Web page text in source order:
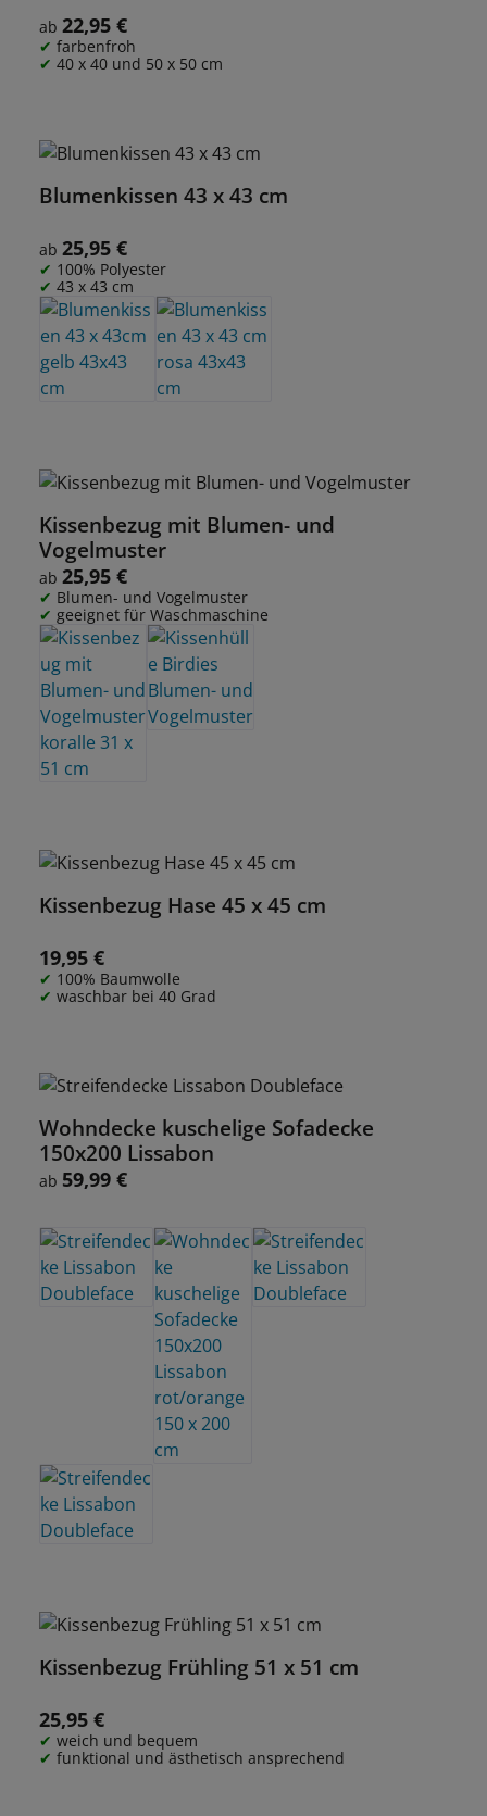
Regulärer Preis:
ab 22,95 €
farbenfroh
40 x 40 und 50 x 50 cm
Blumenkissen 43 x 43 cm
Regulärer Preis:
ab 25,95 €
100% Polyester
43 x 43 cm
Kissenbezug mit Blumen- und
Vogelmuster
Regulärer Preis:
ab 25,95 €
Blumen- und Vogelmuster
geeignet für Waschmaschine
Kissenbezug Hase 45 x 45 cm
Regulärer Preis:
19,95 €
100% Baumwolle
waschbar bei 40 Grad
Wohndecke kuschelige Sofadecke
150x200 Lissabon
Regulärer Preis:
ab 59,99 €
Kissenbezug Frühling 51 x 51 cm
Regulärer Preis:
25,95 €
weich und bequem
funktional und ästhetisch ansprechend